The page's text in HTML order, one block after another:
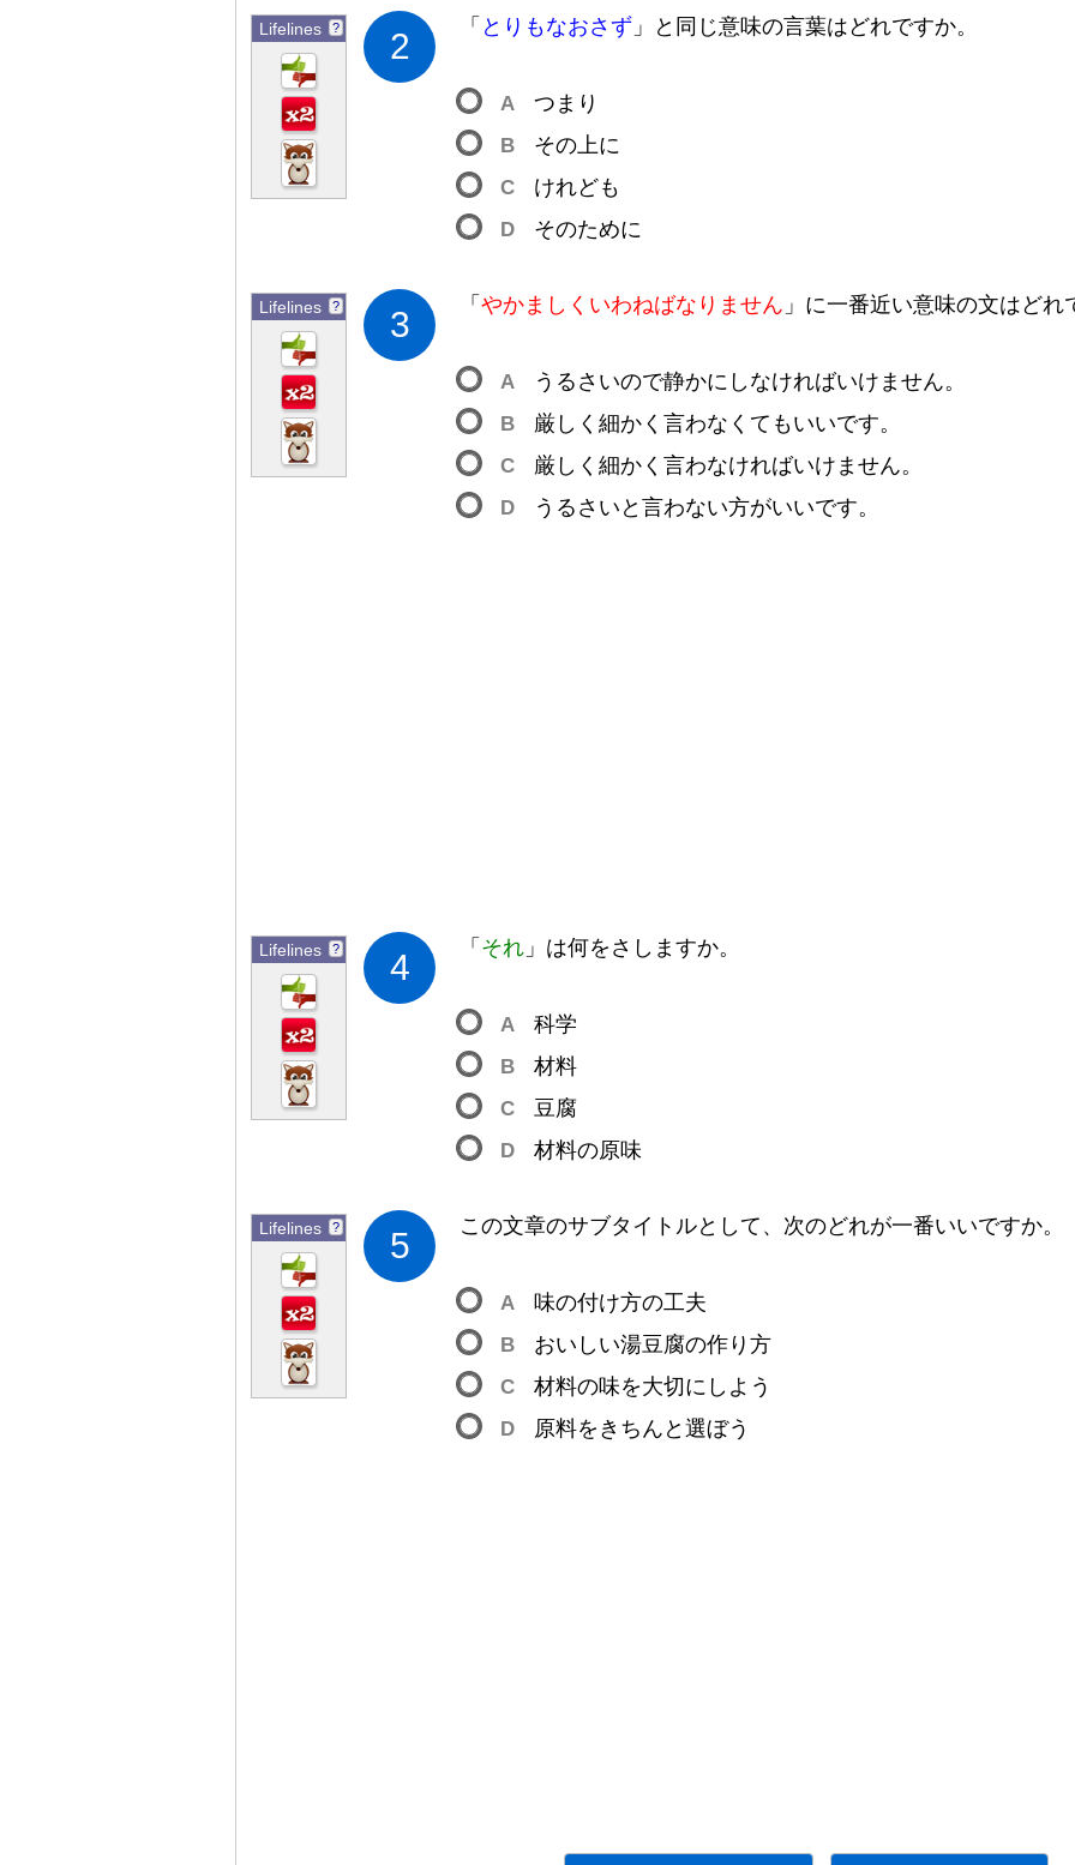
Lifelines ? 2 「 とりもなおさず 」と 同 じ意味の言葉はどれですか。
A
つまり
B
その上に
C
けれども
D
そのために
Lifelines ? 3 「 やかましくいわねばなりません 」に一番近い意味の文はどれ
A うるさいので静かにしなければいけません。
B
厳 しく 細かく 言わなくてもいいです。
C
厳 しく 細かく 言わなければいけません。
D
うるさいと 言わない方がいいです。
Lifelines ? 4 「 それ 」は何をさしますか。
A 科学
B
材料
C
豆腐
D
材料の原味
Lifelines ? 5 この文章のサブタイトルとして、 次のどれが一番いいですか。
A 味の付け方の工夫
B
おいしい湯豆腐の作 り 方
C
材料の味を大切 にしよう
D
原料をきちんと 選ぼう